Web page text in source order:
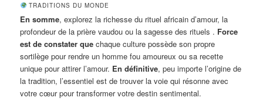
TRADITIONS DU MONDE
En somme, explorez la richesse du rituel africain d’amour, la
profondeur de la prière vaudou ou la sagesse des rituels . Force
est de constater que chaque culture possède son propre
sortilège pour rendre un homme fou amoureux ou sa recette
unique pour attirer l’amour. En définitive, peu importe l’origine de
la tradition, l’essentiel est de trouver la voie qui résonne avec
votre cœur pour transformer votre destin sentimental.